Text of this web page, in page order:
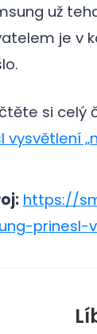
už
je v
si celý
vysvětlení
https://
prinesl-